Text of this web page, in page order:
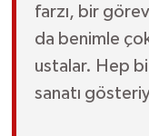
farzı, bir
da benimle
ustalar. Hep
sanatı